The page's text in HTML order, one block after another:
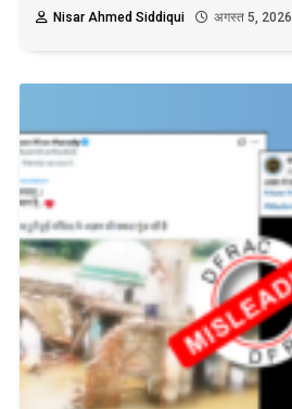
Nisar Ahmed Siddiqui अगस्त 5, 2026